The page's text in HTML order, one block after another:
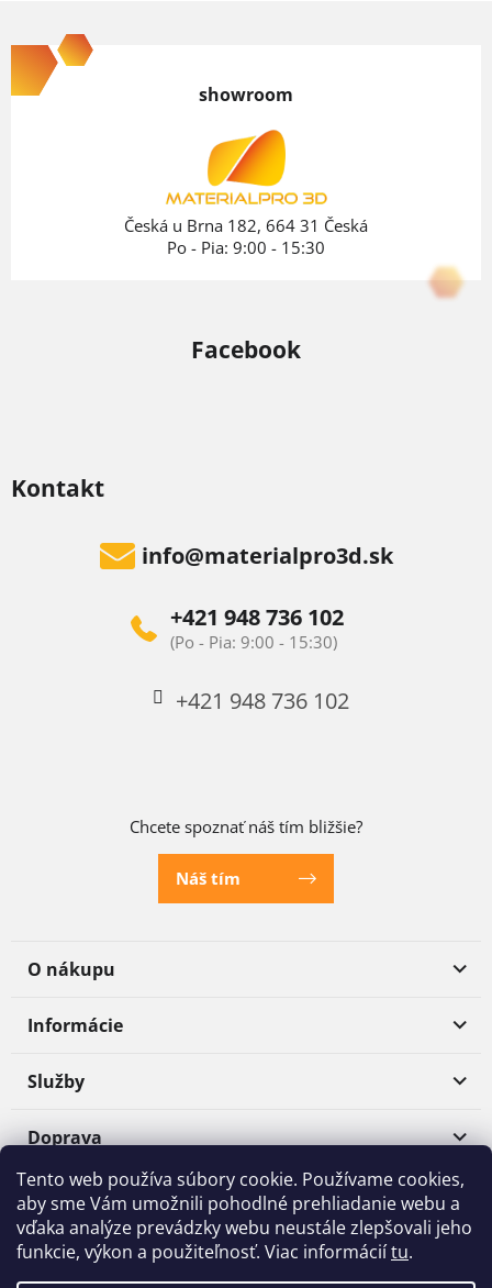
Tento web používa súbory cookie. Používame cookies,
aby sme Vám umožnili pohodlné prehliadanie webu a
vďaka analýze prevádzky webu neustále zlepšovali jeho
funkcie, výkon a použiteľnosť. Viac informáciítu.
d
c
i
e
p
y
á
p
Kontakt
info@materialpro3d.sk
+421 948 736 102
+421 948 736 102
Chcete spoznať náš tím bližšie?
Náš tím
O nákupu
Informácie
Služby
showroom
Česká u Brna 182, 664 31 Česká
Po - Pia: 9:00 - 15:30
Facebook
Doprava
Platba